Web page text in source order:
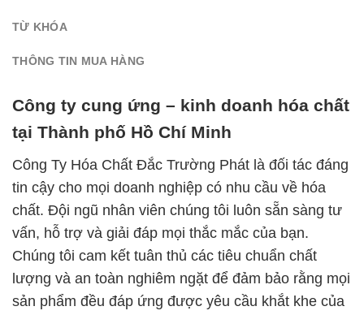
TỪ KHÓA
THÔNG TIN MUA HÀNG
Công ty cung ứng – kinh doanh hóa chất
tại Thành phố Hồ Chí Minh
Công Ty Hóa Chất Đắc Trường Phát là đối tác đáng
tin cậy cho mọi doanh nghiệp có nhu cầu về hóa
chất. Đội ngũ nhân viên chúng tôi luôn sẵn sàng tư
vấn, hỗ trợ và giải đáp mọi thắc mắc của bạn.
Chúng tôi cam kết tuân thủ các tiêu chuẩn chất
lượng và an toàn nghiêm ngặt để đảm bảo rằng mọi
sản phẩm đều đáp ứng được yêu cầu khắt khe của